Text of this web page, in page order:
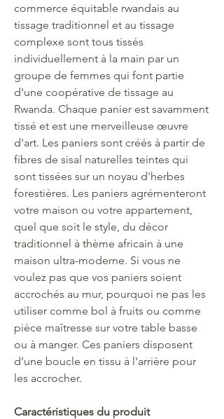
commerce équitable rwandais au
tissage traditionnel et au tissage
complexe sont tous tissés
individuellement à la main par un
groupe de femmes qui font partie
d'une coopérative de tissage au
Rwanda. Chaque panier est savamment
tissé et est une merveilleuse œuvre
d'art. Les paniers sont créés à partir de
fibres de sisal naturelles teintes qui
sont tissées sur un noyau d'herbes
forestières. Les paniers agrémenteront
votre maison ou votre appartement,
quel que soit le style, du décor
traditionnel à thème africain à une
maison ultra-moderne. Si vous ne
voulez pas que vos paniers soient
accrochés au mur, pourquoi ne pas les
utiliser comme bol à fruits ou comme
pièce maîtresse sur votre table basse
ou à manger. Ces paniers disposent
d’une boucle en tissu à l'arrière pour
les accrocher.
Caractéristiques du produit